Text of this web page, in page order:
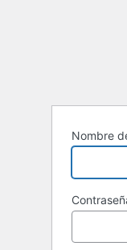
Nombre